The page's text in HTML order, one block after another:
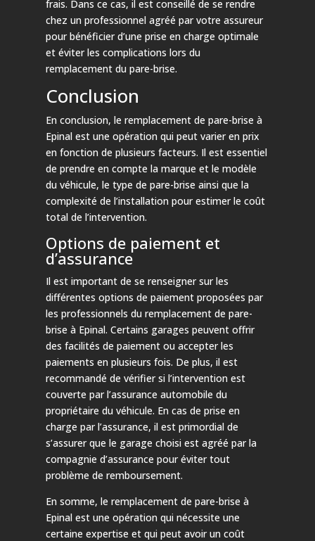
frais. Dans ce cas, il est conseillé de se rendre
chez un professionnel agréé par votre assureur
pour bénéficier d’une prise en charge optimale
et éviter les complications lors du
remplacement du pare-brise.
Conclusion
En conclusion, le remplacement de pare-brise à
Epinal est une opération qui peut varier en prix
en fonction de plusieurs facteurs. Il est essentiel
de prendre en compte la marque et le modèle
du véhicule, le type de pare-brise ainsi que la
complexité de l’installation pour estimer le coût
total de l’intervention.
Options de paiement et
d’assurance
Il est important de se renseigner sur les
différentes options de paiement proposées par
les professionnels du remplacement de pare-
brise à Epinal. Certains garages peuvent offrir
des facilités de paiement ou accepter les
paiements en plusieurs fois. De plus, il est
recommandé de vérifier si l’intervention est
couverte par l’assurance automobile du
propriétaire du véhicule. En cas de prise en
charge par l’assurance, il est primordial de
s’assurer que le garage choisi est agréé par la
compagnie d’assurance pour éviter tout
problème de remboursement.
En somme, le remplacement de pare-brise à
Epinal est une opération qui nécessite une
certaine expertise et qui peut avoir un coût